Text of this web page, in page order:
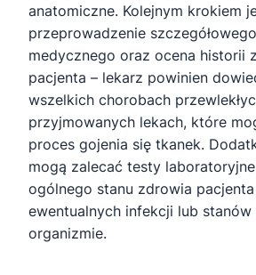
anatomiczne. Kolejnym krokiem
przeprowadzenie
medycznego oraz ocena historii
pacjenta – lekarz powinien
wszelkich chorobach
przyjmowanych lekach, które
proces gojenia się tkanek.
mogą zalecać testy
ogólnego stanu zdrowia
ewentualnych infekcji lub
organizmie.